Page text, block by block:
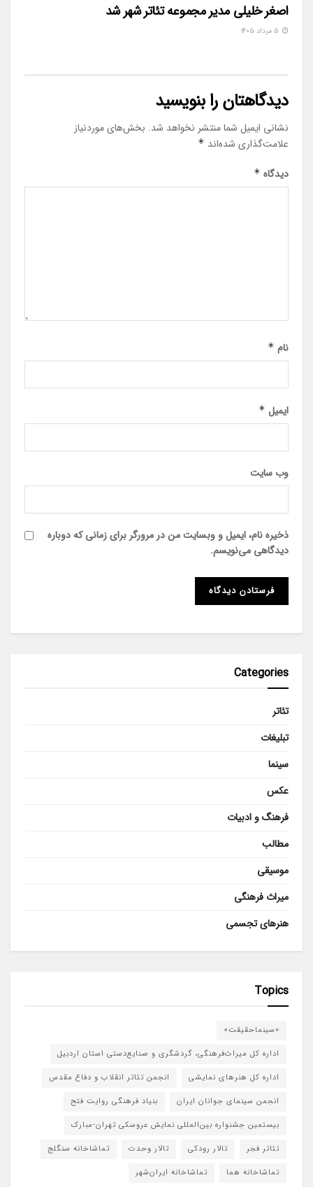
اصغر خلیلی مدیر مجموعه تئاتر شهر شد
دیدگاهتان را بنویسید
نشانی ایمیل شما منتشر نخواهد شد. بخش‌های موردنیاز
علامت‌گذاری شده‌اند *
دیدگاه *
نام *
ایمیل *
وب‌ سایت
ذخیره نام، ایمیل و وبسایت من در مرورگر برای زمانی که دوباره
دیدگاهی می‌نویسم.
Categories
تئاتر
تبلیغات
سینما
عکس
فرهنگ و ادبیات
مطالب
موسیقی
میراث فرهنگی
هنرهای تجسمی
Topics
«سینماحقیقت»
اداره کل میراث‌فرهنگی، گردشگری و صنایع‌دستی استان اردبیل
اداره کل هنرهای نمایشی
انجمن تئاتر انقلاب و دفاع مقدس
انجمن سینمای جوانان ایران
بنیاد فرهنگی روایت فتح
بیستمین جشنواره بین‌المللی نمایش عروسکی تهران-مبارک
تئاتر فجر
تالار رودکی تالار وحدت
تماشاخانه سنگلج
تماشاخانه هما
تماشاخانه‌ ایران‌شهر